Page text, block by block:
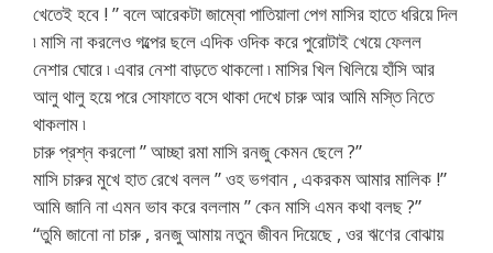
খেতেই হবে ! ” বলে আরেকটা জাম্বো পাতিয়ালা পেগ মাসির হাতে ধরিয়ে দিল
৷ মাসি না করলেও গল্পের ছলে এদিক ওদিক করে পুরোটাই খেয়ে ফেলল
নেশার ঘোরে ৷ এবার নেশা বাড়তে থাকলো ৷ মাসির খিল খিলিয়ে হাঁসি আর
আলু থালু হয়ে পরে সোফাতে বসে থাকা দেখে চারু আর আমি মস্তি নিতে
থাকলাম ৷
চারু প্রশ্ন করলো ” আচ্ছা রমা মাসি রনজু কেমন ছেলে ?”
মাসি চারুর মুখে হাত রেখে বলল ” ওহ ভগবান , একরকম আমার মালিক !”
আমি জানি না এমন ভাব করে বললাম ” কেন মাসি এমন কথা বলছ ?”
“তুমি জানো না চারু , রনজু আমায় নতুন জীবন দিয়েছে , ওর ঋণের বোঝায়